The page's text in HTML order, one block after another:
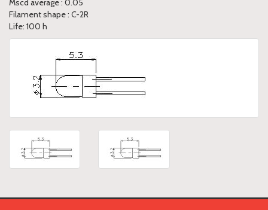
Mscd average : 0.05
Filament shape : C-2R
Life: 100 h